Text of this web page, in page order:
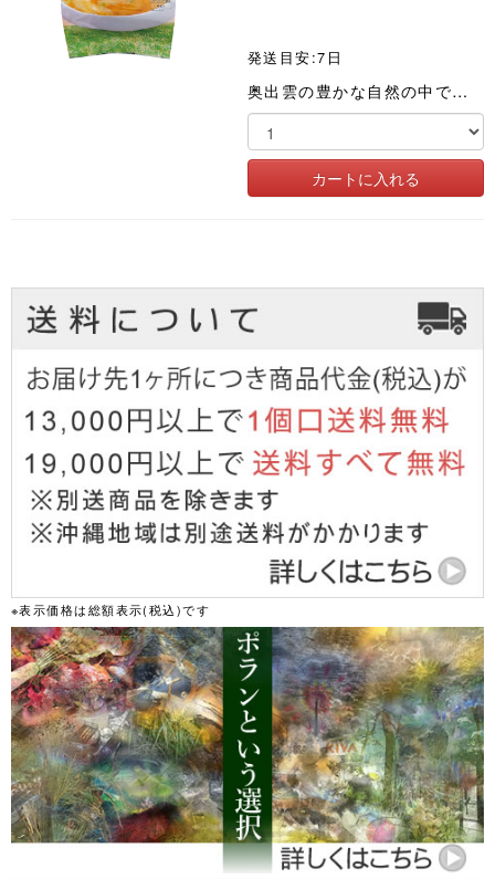
発送目安:7日
奥出雲の豊かな自然の中で、穀物飼料はNON-GMの餌を与えた育った鶏の新鮮で活力ある卵を主原料にしたフリーズドライの玉子スープです。
※表示価格は総額表示(税込)です